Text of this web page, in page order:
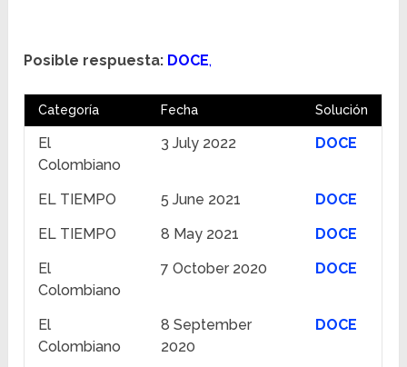
Posible respuesta: DOCE,
Categoría Fecha Solución
El
Colombiano
3 July 2022 DOCE
EL TIEMPO 5 June 2021
DOCE
EL TIEMPO
8 May 2021
DOCE
El
Colombiano
7 October 2020 DOCE
El
Colombiano
8 September
2020
DOCE